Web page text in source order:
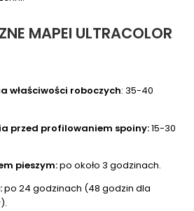
MAPEI ULTRACOLOR
właściwości roboczych: 35-40
przed profilowaniem spoiny:15-30
pieszym:po około 3 godzinach.
po 24 godzinach (48 godzin dla